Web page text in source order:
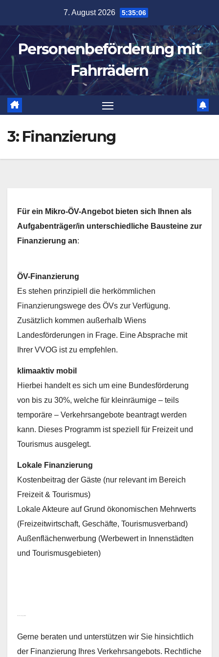
springen
7. August 2026 5:35:06
Personenbeförderung mit
Fahrrädern
3: Finanzierung
Für ein Mikro-ÖV-Angebot bieten sich Ihnen als
Aufgabenträger/in unterschiedliche Bausteine zur
Finanzierung an:
ÖV-Finanzierung
Es stehen prinzipiell die herkömmlichen
Finanzierungswege des ÖVs zur Verfügung.
Zusätzlich kommen außerhalb Wiens
Landesförderungen in Frage. Eine Absprache mit
Ihrer VVOG ist zu empfehlen.
klimaaktiv mobil
Hierbei handelt es sich um eine Bundesförderung
von bis zu 30%, welche für kleinräumige – teils
temporäre – Verkehrsangebote beantragt werden
kann. Dieses Programm ist speziell für Freizeit und
Tourismus ausgelegt.
Lokale Finanzierung
Kostenbeitrag der Gäste (nur relevant im Bereich
Freizeit & Tourismus)
Lokale Akteure auf Grund ökonomischen Mehrwerts
(Freizeitwirtschaft, Geschäfte, Tourismusverband)
Außenflächenwerbung (Werbewert in Innenstädten
und Tourismusgebieten)
Gerne beraten und unterstützen wir Sie hinsichtlich
der Finanzierung Ihres Verkehrsangebots. Rechtliche